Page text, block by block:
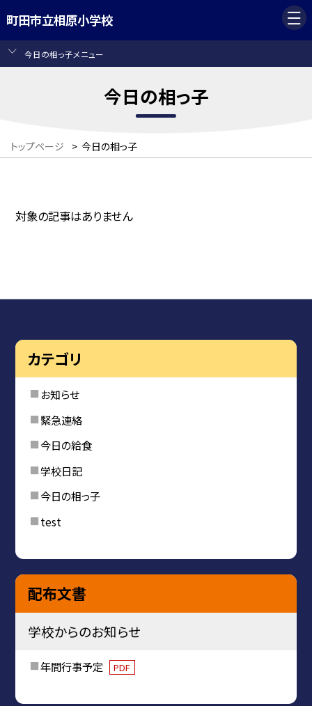
町田市立相原小学校
今日の相っ子メニュー
今日の相っ子
トップページ > 今日の相っ子
対象の記事はありません
カテゴリ
お知らせ
緊急連絡
今日の給食
学校日記
今日の相っ子
test
配布文書
学校からのお知らせ
年間行事予定 PDF